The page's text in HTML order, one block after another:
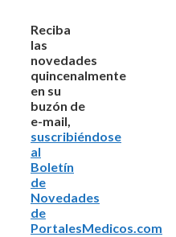
Reciba
las
novedades
quincenalmente
en su
buzón de
e-mail,
suscribiéndose
al
Boletín
de
Novedades
de
PortalesMedicos.com